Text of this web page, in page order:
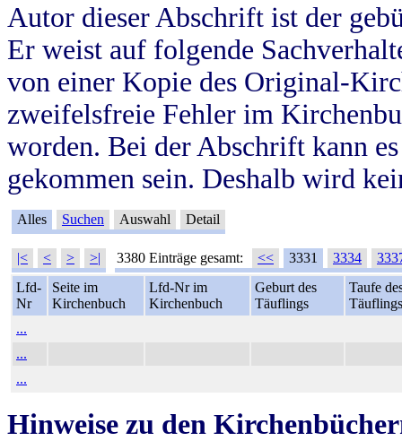
Autor dieser Abschrift ist der
Er weist auf folgende
von einer Kopie des Original-
zweifelsfreie Fehler im
worden. Bei der Abschrift kann
gekommen sein. Deshalb wird
Alles Suchen Auswahl Detail
|< < > >| 3380 Einträge gesamt: << 3331 3334
Lfd-
Nr
Seite im
Kirchenbuch
Lfd-Nr im
Kirchenbuch
Geburt des
Täuflings
Taufe
Täuflings
...
...
...
Hinweise zu den